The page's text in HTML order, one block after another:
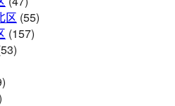
区 (55)
(157)